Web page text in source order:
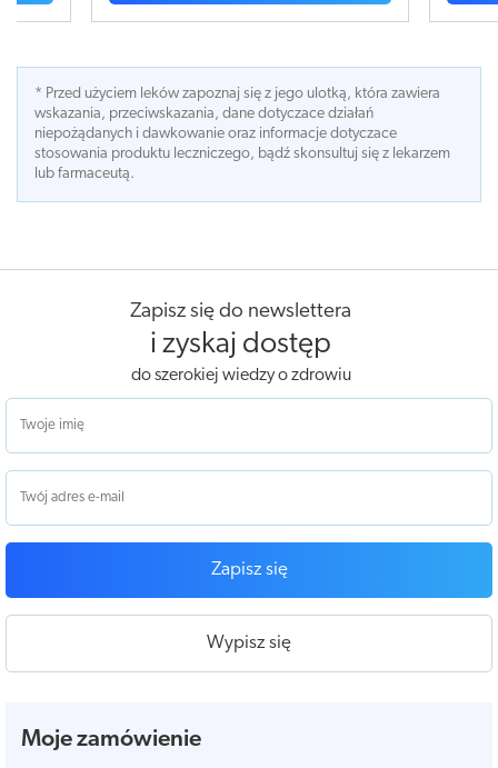
* Przed użyciem leków zapoznaj się z jego ulotką, która zawiera
wskazania, przeciwskazania, dane dotyczace działań
niepożądanych i dawkowanie oraz informacje dotyczace
stosowania produktu leczniczego, bądź skonsultuj się z lekarzem
lub farmaceutą.
Zapisz się do newslettera
i zyskaj dostęp
do szerokiej wiedzy o zdrowiu
Zapisz się
Wypisz się
Moje zamówienie